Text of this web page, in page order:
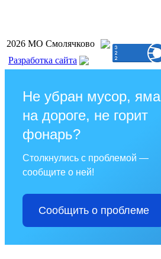
2026 МО Смолячково
Разработка сайта
Не убран мусор, яма
на дороге, не горит
фонарь?
Столкнулись с проблемой —
сообщите о ней!
Сообщить о проблеме